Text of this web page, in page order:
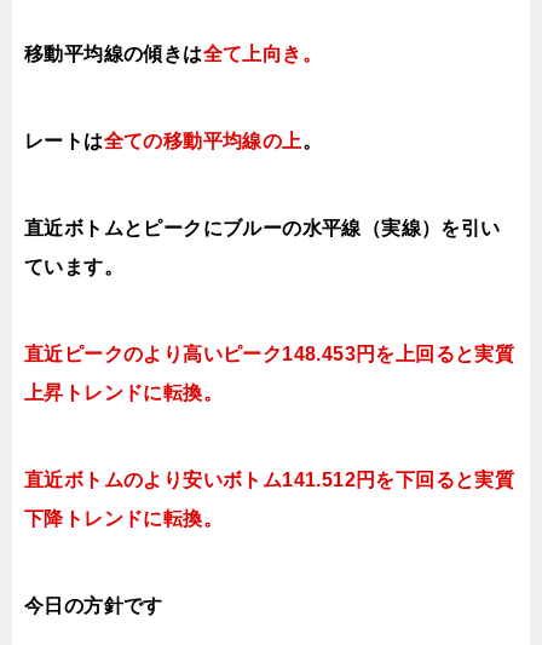
移動平均線の傾きは全て上向き 。
レートは全ての移動平均線の上。
直近ボトムとピークにブルーの水平線（実線）を引い
ています。
直近ピークのより高いピーク148.453円を上回ると実質
上昇トレンドに転換。
直近ボトムのより安いボトム141.512円を下回ると実質
下降トレンドに転換。
今日 の方針です